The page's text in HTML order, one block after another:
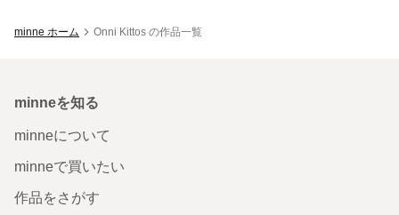
minne ホーム Onni Kittos の作品一覧
minneを知る
minneについて
minneで買いたい
作品をさがす